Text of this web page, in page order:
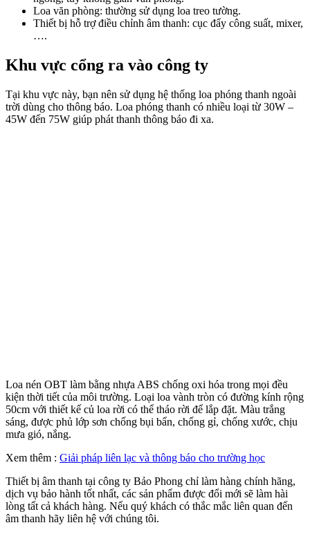
Loa văn phòng: thường sử dụng loa treo tường.
Thiết bị hỗ trợ điều chỉnh âm thanh: cục đẩy công suất, mixer,
….
Khu vực cổng ra vào công ty
Tại khu vực này, bạn nên sử dụng hệ thống loa phóng thanh ngoài
trời dùng cho thông báo. Loa phóng thanh có nhiều loại từ 30W –
45W đến 75W giúp phát thanh thông báo đi xa.
Loa nén OBT làm bằng nhựa ABS chống oxi hóa trong mọi đều
kiện thời tiết của môi trường. Loại loa vành tròn có đường kính rộng
50cm với thiết kế củ loa rời có thể tháo rời để lắp đặt. Màu trắng
sáng, được phủ lớp sơn chống bụi bẩn, chống gỉ, chống xước, chịu
mưa gió, nắng.
Xem thêm : Giải pháp liên lạc và thông báo cho trường học
Thiết bị âm thanh tại công ty Bảo Phong chỉ làm hàng chính hãng,
dịch vụ bảo hành tốt nhất, các sản phẩm được đổi mới sẽ làm hài
lòng tất cả khách hàng. Nếu quý khách có thắc mắc liên quan đến
âm thanh hãy liên hệ với chúng tôi.